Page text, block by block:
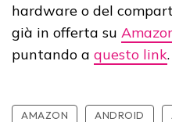
hardware o del
già in offerta su
puntando a questo link.
AMAZON ANDROID